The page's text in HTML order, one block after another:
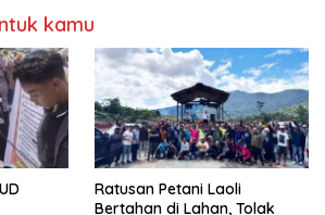
kamu
Ratusan Petani Laoli
Bertahan di Lahan, Tolak